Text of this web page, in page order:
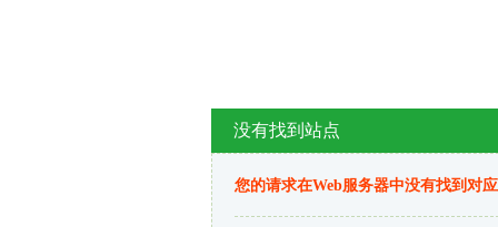
没有找到站点
您的请求在Web服务器中没有找到对